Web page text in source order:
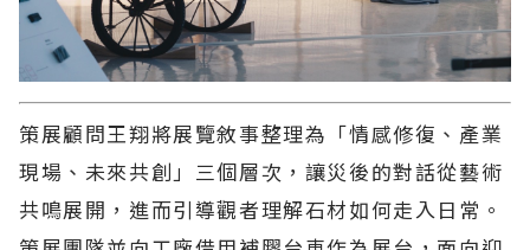
策展顧問王翔將展覽敘事整理為「情感修復、產業
現場、未來共創」三個層次，讓災後的對話從藝術
共鳴展開，進而引導觀者理解石材如何走入日常。